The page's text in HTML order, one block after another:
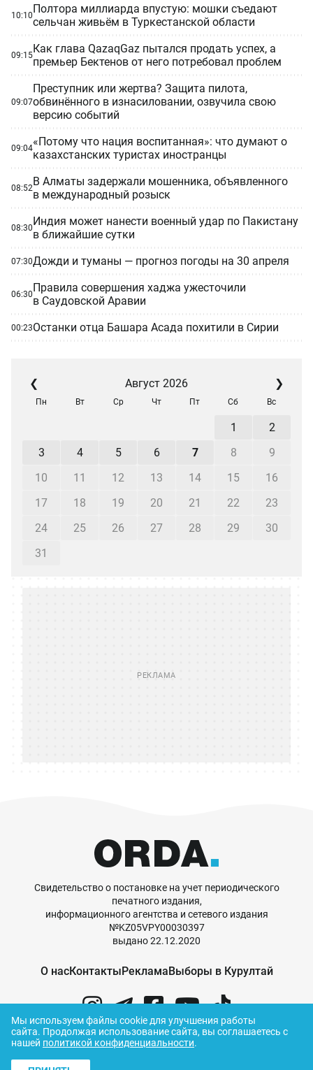
10:10Полтора миллиарда впустую: мошки съедают
сельчан живьём в Туркестанской области
09:15Как глава QazaqGaz пытался продать успех, а
премьер Бектенов от него потребовал проблем
09:07
Преступник или жертва? Защита пилота,
обвинённого в изнасиловании, озвучила свою
версию событий
09:04«Потому что нация воспитанная»: что думают о
казахстанских туристах иностранцы
08:52В Алматы задержали мошенника, объявленного
в международный розыск
08:30Индия может нанести военный удар по Пакистану
в ближайшие сутки
07:30Дожди и туманы — прогноз погоды на 30 апреля
06:30Правила совершения хаджа ужесточили
в Саудовской Аравии
00:23Останки отца Башара Асада похитили в Сирии
❮ Август 2026 ❯
Пн Вт Ср Чт Пт Сб Вс
1
2
3
4 5 6 7 8
9
10
11 12 13 14 15
16
17
18 19 20 21 22
23
24
25 26 27 28 29
30
31
Свидетельство о постановке на учет периодического
печатного издания,
информационного агентства и сетевого издания
№KZ05VPY00030397
выдано 22.12.2020
О насКонтактыРекламаВыборы в Курултай
© ORDA,2026.Правила использования
Мы используем файлы cookie для улучшения работы
сайта. Продолжая использование сайта, вы соглашаетесь с
нашей политикой конфиденциальности.